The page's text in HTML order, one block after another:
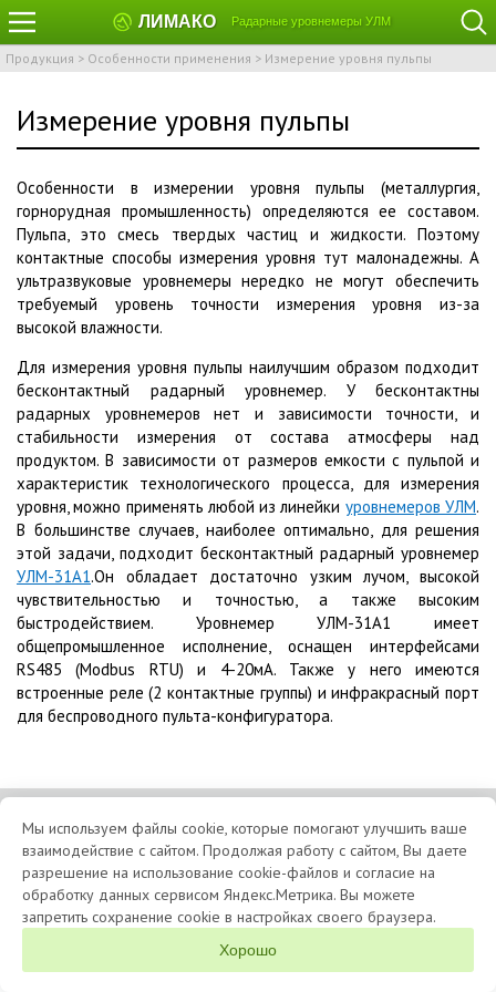
ЛИМАКО Радарные уровнемеры УЛМ
Продукция > Особенности применения > Измерение уровня пульпы
Измерение уровня пульпы
Особенности в измерении уровня пульпы (металлургия,
горнорудная промышленность) определяются ее составом.
Пульпа, это смесь твердых частиц ижидкости. Поэтому
контактные способы измерения уровня тут малонадежны. А
ультразвуковые уровнемеры нередко не могут обеспечить
требуемый уровень точности измерения уровня из-за
высокой влажности.
Для измерения уровня пульпы наилучшим образом подходит
бесконтактный радарный уровнемер. У бесконтактны
радарных уровнемеров нет и зависимости точности, и
стабильности измерения от состава атмосферы над
продуктом. В зависимости от размеров емкости с пульпой и
характеристик технологического процесса, для измерения
уровня, можно применять любой из линейки уровнемеров УЛМ.
В большинстве случаев, наиболее оптимально, для решения
этой задачи, подходит бесконтактный радарный уровнемер
УЛМ-31А1.Он обладает достаточно узкимлучом, высокой
чувствительностью и точностью, а также высоким
быстродействием. Уровнемер УЛМ-31А1 имеет
общепромышленное исполнение, оснащен интерфейсами
RS485 (Modbus RTU) и 4-20мА. Также у него имеются
встроенные реле (2контактные группы) и инфракрасный порт
для беспроводного пульта-конфигуратора.
Политика конфиденциальности
Согласие на обработку данных
О компании
Продукция Клиенты Опросные листы Контакты
Мы используем файлы cookie, которые помогают улучшить ваше
взаимодействие с сайтом. Продолжая работу с сайтом, Вы даете
разрешение на использование cookie-файлов и согласие на
обработку данных сервисом Яндекс.Метрика. Вы можете
запретить сохранение cookie в настройках своего браузера.
Хорошо